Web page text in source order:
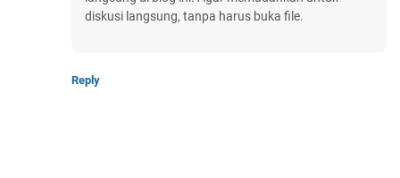
diskusi langsung, tanpa harus buka file.
Reply